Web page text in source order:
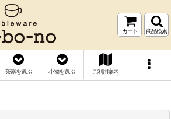
カート 商品検索
茶器を選ぶ 小物を選ぶ ご利用案内